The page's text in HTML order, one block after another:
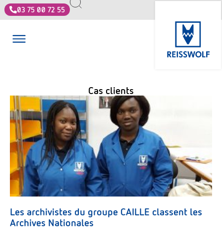
03 75 00 72 55
Cas clients
Les archivistes du groupe CAILLE classent les
Archives Nationales